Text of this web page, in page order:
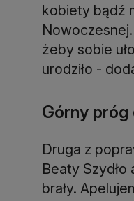
kobiety bądź
żeby sobie
urodziło -
Górny
Druga z
Beaty
brały.